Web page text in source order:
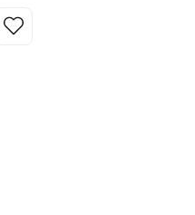
benutze die Schaltflächen